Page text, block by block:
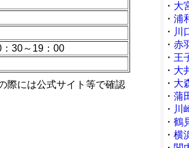
30～19：00
際には公式サイト等で確認
・ 大
・ 浦
・ 川
・ 赤
・ 王
・ 大
・ 大
・ 蒲
・ 川
・ 鶴
・ 横